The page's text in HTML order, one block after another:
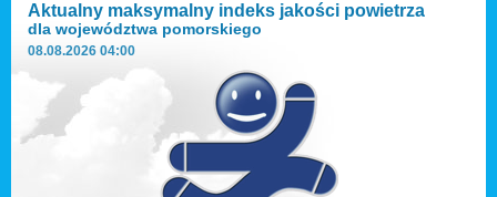
Aktualny maksymalny indeks jakości powietrza
dla województwa pomorskiego
08.08.2026 04:00